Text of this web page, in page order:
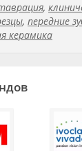
,
, передние
керамика